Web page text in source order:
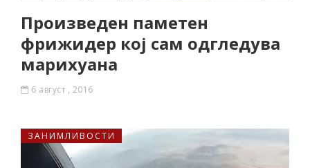
Произведен паметен
фрижидер кој сам одгледува
марихуана
6 август , 2016
ЗАНИМЛИВОСТИ